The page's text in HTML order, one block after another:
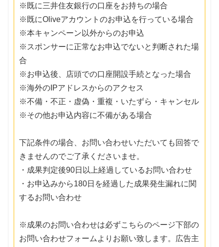
※既に三井住友銀行の口座をお持ちの場合
※既にOliveアカウントのお申込を行っている場合
※本キャンペーン以外からのお申込
※スポンサーに正常なお申込でないと判断された場
合
※お申込後、店頭での口座開設手続となった場合
※海外のIPアドレスからのアクセス
※不備・不正・虚偽・重複・いたずら・キャンセル
※その他お申込内容に不備がある場合
下記条件の場合、お問い合わせいただいても回答で
きませんのでご了承くださいませ。
・成果判定後90日以上経過しているお問い合わせ
・お申込みから180日を経過した成果発生漏れに関
するお問い合わせ
※成果のお問い合わせは必ずこちらのページ下部の
お問い合わせフォームよりお願い致します。広告主